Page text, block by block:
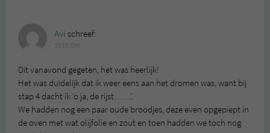
Avi schreef:
Dit vanavond gegeten, het was heerlijk!
Het was duidelijk dat ik weer eens aan het dromen was, want bij
stap 4 dacht ik ‘o ja, de rijst……’.
We hadden nog een paar oude broodjes, deze even opgepiept in
de oven met wat olijfolie en zout en toen hadden we toch nog